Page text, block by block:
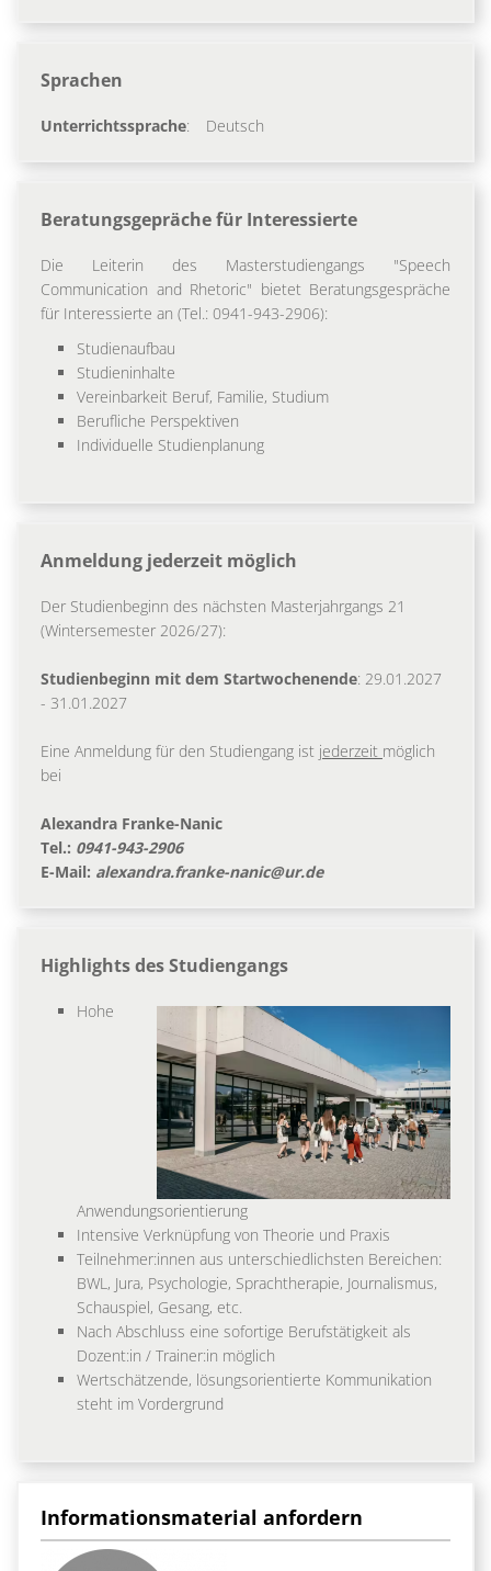
Sprachen
Unterrichtssprache: Deutsch
Beratungsgepräche für Interessierte
Die Leiterin des Masterstudiengangs "Speech
Communication and Rhetoric" bietet Beratungsgespräche
für Interessierte an (Tel.: 0941-943-2906):
Studienaufbau
Studieninhalte
Vereinbarkeit Beruf, Familie, Studium
Berufliche Perspektiven
Individuelle Studienplanung
Anmeldung jederzeit möglich
Der Studienbeginn des nächsten Masterjahrgangs 21
(Wintersemester 2026/27):
Studienbeginn mit dem Startwochenende: 29.01.2027
- 31.01.2027
Eine Anmeldung für den Studiengang ist jederzeit möglich
bei
Alexandra Franke-Nanic
Tel.: 0941-943-2906
E-Mail: alexandra.franke-nanic@ur.de
Highlights des Studiengangs
Hohe
Anwendungsorientierung
Intensive Verknüpfung von Theorie und Praxis
Teilnehmer:innen aus unterschiedlichsten Bereichen:
BWL, Jura, Psychologie, Sprachtherapie, Journalismus,
Schauspiel, Gesang, etc.
Nach Abschluss eine sofortige Berufstätigkeit als
Dozent:in / Trainer:in möglich
Wertschätzende, lösungsorientierte Kommunikation
steht im Vordergrund
Informationsmaterial anfordern